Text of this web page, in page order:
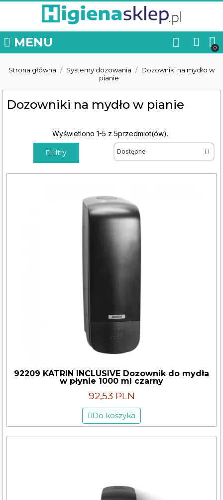
MENU
Strona główna Systemy dozowania
Dozowniki na mydło w
pianie
Dozowniki na mydło w pianie
Wyświetlono 1-5 z 5przedmiot(ów).
Filtry
92209 KATRIN INCLUSIVE Dozownik do mydła
w płynie 1000 ml czarny
92,53 PLN
Do koszyka